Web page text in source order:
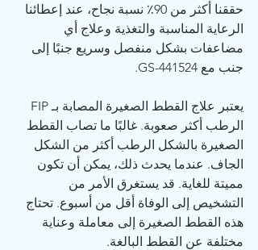
حققنا أكثر من 90٪ نسبة نجاح، عند إعطائنا
الرعاية المناسبة والتغذية وعلاج أي
مضاعفات بشكل منفصل وسريع جنبًا إلى
جنب مع GS-441524.
الرطب أكثر صعوبة. غالبًا ما تصاب القطط
الصغيرة بالشكل الرطب أكثر من الشكل
الجاف. عندما يحدث ذلك، يمكن أن تكون
مميتة للغاية. قد يستغرق الأمر من
التشخيص إلى الوفاة أقل من أسبوع. تحتاج
هذه القطط الصغيرة إلى معاملة وعناية
مختلفة عن القطط البالغة.